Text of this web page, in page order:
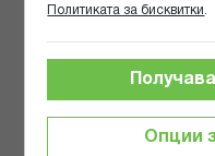
края
галерията
изображенията
Политиката за бисквитки
Опции